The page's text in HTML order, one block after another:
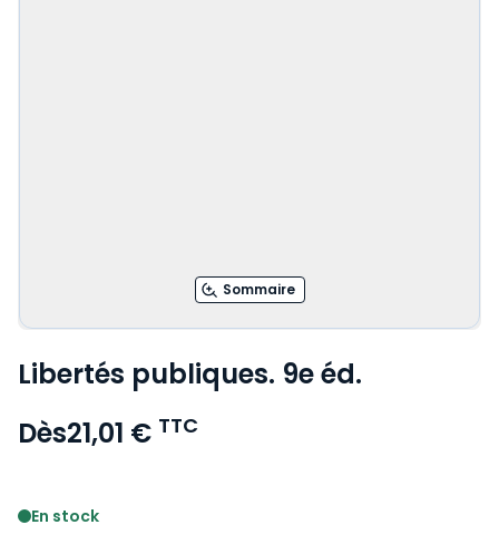
Sommaire
Libertés publiques. 9e éd.
Dès21,01 € TTC
En stock